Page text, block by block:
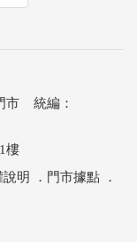
市 統編：
樓
說明 ． 門市據點 ．